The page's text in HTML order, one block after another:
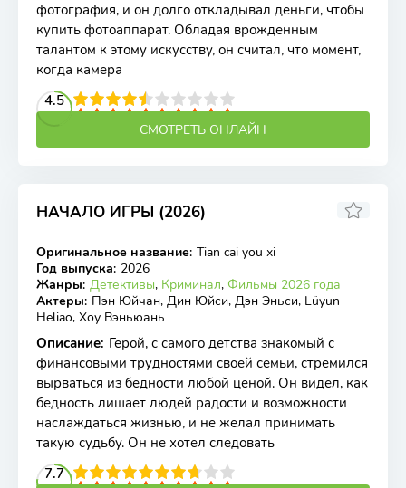
фотография, и он долго откладывал деньги, чтобы
купить фотоаппарат. Обладая врожденным
талантом к этому искусству, он считал, что момент,
когда камера
4.5
4 5 6 7 8 9 10
СМОТРЕТЬ ОНЛАЙН
НАЧАЛО ИГРЫ (2026)
WEBRip
7.2
Оригинальное название: Tian cai you xi
Год выпуска: 2026
Жанры: Детективы, Криминал, Фильмы 2026 года
Актеры: Пэн Юйчан, Дин Юйси, Дэн Эньси, Lüyun
Heliao, Хоу Вэньюань
Описание: Герой, с самого детства знакомый с
финансовыми трудностями своей семьи, стремился
вырваться из бедности любой ценой. Он видел, как
бедность лишает людей радости и возможности
наслаждаться жизнью, и не желал принимать
такую судьбу. Он не хотел следовать
7.7
4 5 6 7 8 9 10